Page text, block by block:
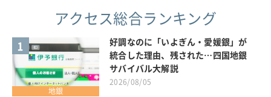
アクセス総合ランキング
1
地銀
好調なのに「いよぎん・愛媛銀」が
統合した理由、残された…四国地銀
サバイバル大解説
2026/08/05